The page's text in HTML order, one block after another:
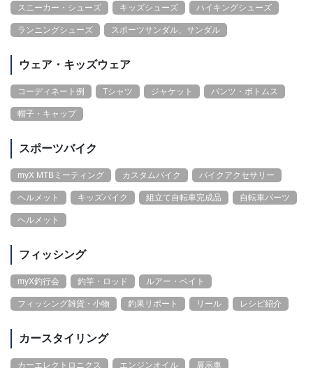
スニーカー・シューズ キッズシューズ ハイキングシューズ
ランニングシューズ スポーツサンダル、サンダル
ウェア・キッズウェア
コーディネート例 Tシャツ ジャケット パンツ・ボトムス
帽子・キャップ
スポーツバイク
myX MTBミーティング カスタムバイク バイクアクセサリー
ヘルメット キッズバイク 組立て自転車完成品 自転車パーツ
ヘルメット
フィッシング
myX釣行会 釣竿・ロッド ルアー・ベイト
フィッシング雑貨・小物 釣果リポート リール レシピ紹介
カースタイリング
カーエレクトロニクス エンジンオイル 展示車